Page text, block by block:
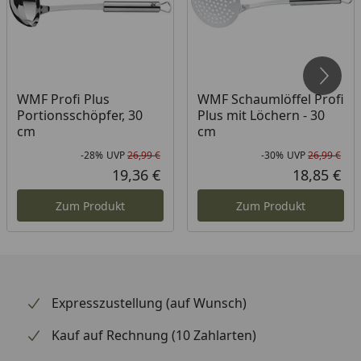
wasserdicht. Vom Schneebesen über den
verfügen die durchdachten Helfer dazu über eine
praktische Öse zum platzsparenden Aufhängen an
einem Haken und machen auch optisch in jeder
Küche eine sehr gute Figur.
WMF Profi Plus
Portionsschöpfer, 30
cm
Rabatt in Prozent
-28%
Ursprünglicher Preis
UVP26,99 €
Aktueller Preis
19,36 €
Zum Produkt
WMF Schaumlöffel Profi
Plus mit Löchern - 30
cm
-30% UVP26,99 €
18,85 €
Zum Produkt
Expresszustellung (auf Wunsch)
Kauf auf Rechnung (10 Zahlarten)